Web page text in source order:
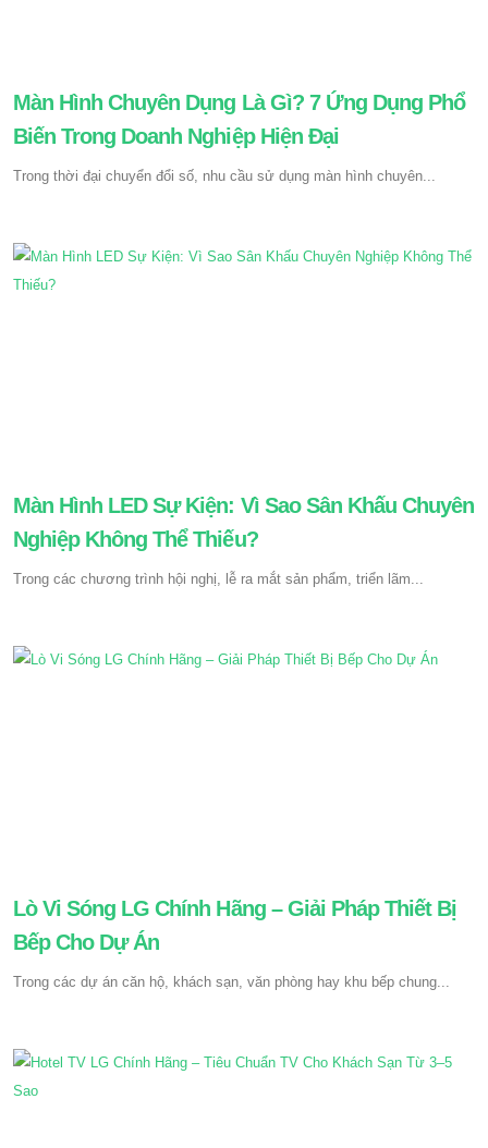
Màn Hình Chuyên Dụng Là Gì? 7 Ứng Dụng Phổ
Biến Trong Doanh Nghiệp Hiện Đại
Trong thời đại chuyển đổi số, nhu cầu sử dụng màn hình chuyên...
Màn Hình LED Sự Kiện: Vì Sao Sân Khấu Chuyên
Nghiệp Không Thể Thiếu?
Trong các chương trình hội nghị, lễ ra mắt sản phẩm, triển lãm...
Lò Vi Sóng LG Chính Hãng – Giải Pháp Thiết Bị
Bếp Cho Dự Án
Trong các dự án căn hộ, khách sạn, văn phòng hay khu bếp chung...